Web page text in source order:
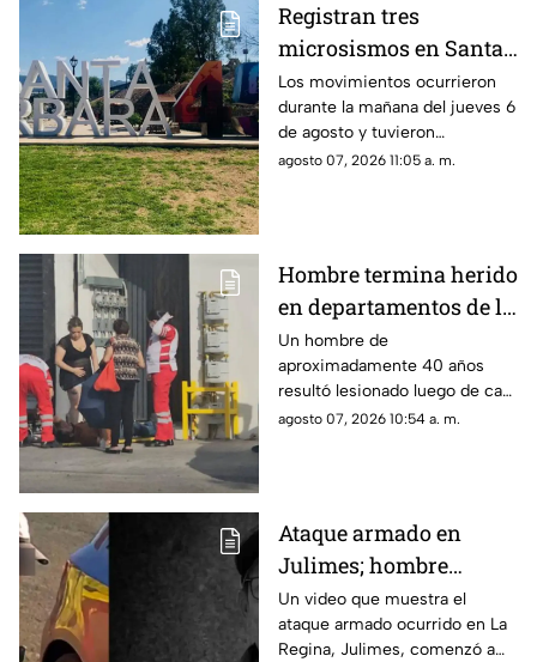
Registran tres
microsismos en Santa
Bárbara; tuvieron
epicentro cerca de
Parral
Los movimientos ocurrieron
durante la mañana del jueves 6
de agosto y tuvieron
magnitudes de entre 2.2 y 2.4
agosto 07, 2026 11:05 a. m.
Hombre termina herido
en departamentos de la
Juan Escutia; así lo
encontraron
Un hombre de
aproximadamente 40 años
resultó lesionado luego de caer
desde un balcón ubicado a
agosto 07, 2026 10:54 a. m.
Ataque armado en
Julimes; hombre
dispara a otro por
conflicto |VIDEO
Un video que muestra el
ataque armado ocurrido en La
Regina, Julimes, comenzó a